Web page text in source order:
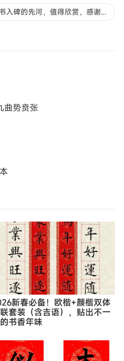
下一篇：李邕《法华寺碑》，他开创了行书入碑的先河，值得欣赏，感谢分享
曲势贲张
新春必备！欧楷+颜楷双体
套装（含吉语），贴出不一
书香年味